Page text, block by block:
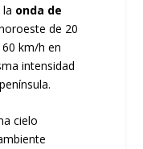
onda de
de 20
km/h en
intensidad
cielo